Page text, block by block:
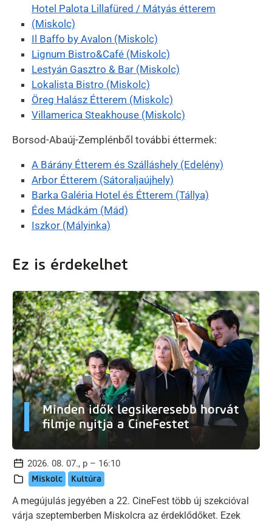
Hotel Palota Lillafüred / Mátyás étterem
(Miskolc)
Il Baffo by Avalon (Miskolc)
Lignum Bistro&Café (Miskolc)
Lestyán Gasztro & Bar (Miskolc)
Lokalista Bistro (Miskolc)
Öreg Halász Étterem (Miskolc)
Villamerica Steakhouse (Miskolc)
Borsod-Abaúj-Zemplénből további éttermek:
A Bárány Étterem és Szálláshely (Edelény)
Arbor Étterem (Sátoraljaújhely)
Barka Galéria Hotel és Étterem (Tállya)
Édes Mádkám (Mád)
Iszkor (Mályinka)
Ez is érdekelhet
Minden idők legsikeresebb horvát
filmje nyitja a CineFestet
2026. 08. 07., p – 16:10
Miskolc Kultúra
A megújulás jegyében a 22. CineFest több új szekcióval
várja szeptemberben Miskolcra az érdeklődőket. Ezek